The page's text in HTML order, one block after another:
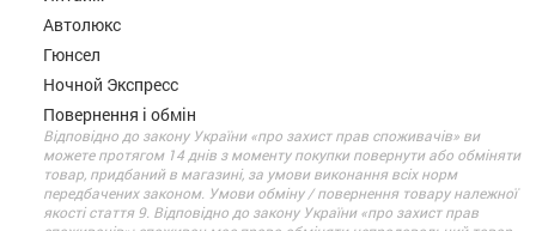
Автолюкс
Гюнсел
Ночной Экспресс
Повернення і обмін
Відповідно до закону України «про захист прав споживачів» ви
можете протягом 14 днів з моменту покупки повернути або обміняти
товар, придбаний в магазині, за умови виконання всіх норм
передбачених законом. Умови обміну / повернення товару належної
якості стаття 9. Відповідно до закону України «про захист прав